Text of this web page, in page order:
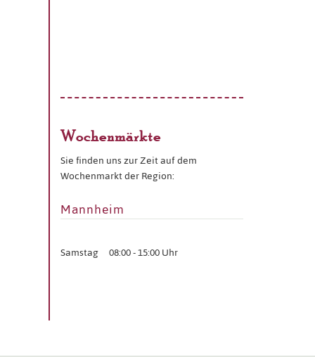
Wochenmärkte
Sie finden uns zur Zeit auf dem
Wochenmarkt der Region:
Mannheim
Samstag 08:00 - 15:00 Uhr